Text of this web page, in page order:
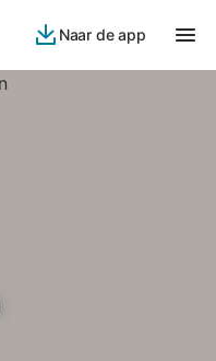
Naar de app